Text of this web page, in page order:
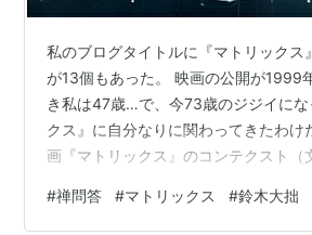
私のブログタイトルに『マトリックス
が13個もあった。 映画の公開が1999
き私は47歳…で、今73歳のジジイにな
クス』に自分なりに関わってきたわけ
画『マトリックス』のコンテクスト（
かが全く違うような気がして・・・い
#禅問答 #マトリックス #鈴木大拙